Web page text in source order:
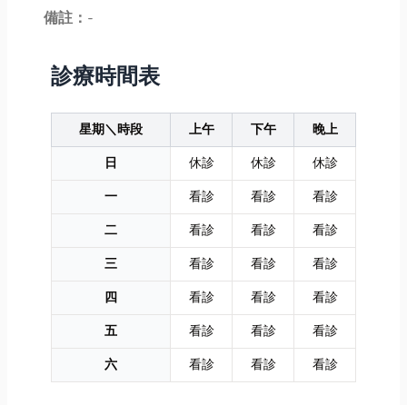
備註： -
診療時間表
星期＼時段 上午 下午
晚上
日
休診 休診
休診
一
看診 看診
看診
二
看診 看診
看診
三
看診 看診
看診
四
看診 看診
看診
五
看診 看診
看診
六
看診 看診 看診